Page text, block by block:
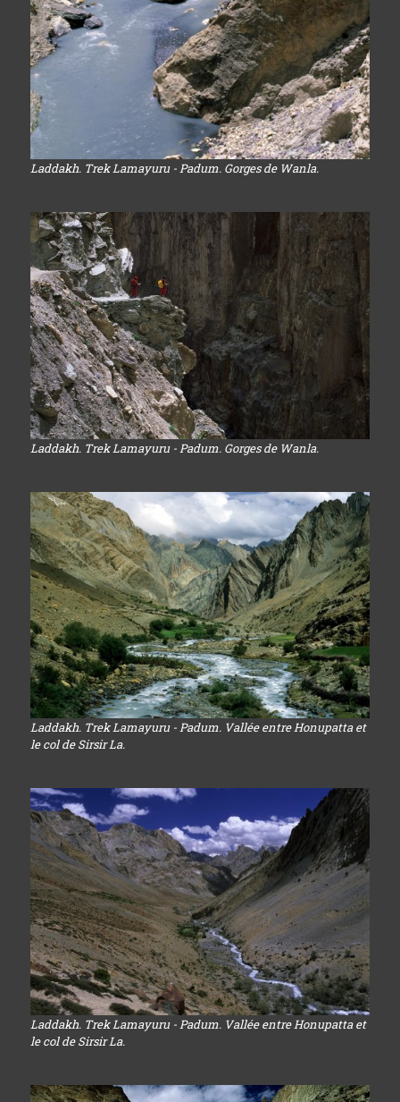
Laddakh. Trek Lamayuru - Padum. Gorges de Wanla.
Laddakh. Trek Lamayuru - Padum. Gorges de Wanla.
Laddakh. Trek Lamayuru - Padum. Vallée entre Honupatta et
le col de Sirsir La.
Laddakh. Trek Lamayuru - Padum. Vallée entre Honupatta et
le col de Sirsir La.